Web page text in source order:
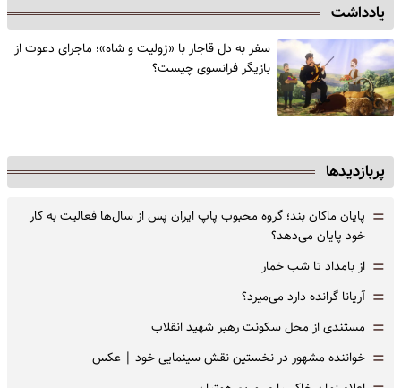
یادداشت
سفر به دل قاجار با «ژولیت و شاه»؛ ماجرای دعوت از
‌بازیگر فرانسوی چیست؟
پربازدیدها
= پایان ماکان بند؛ گروه محبوب پاپ ایران پس از سال‌ها فعالیت به کار
خود پایان می‌دهد؟
= از بامداد تا شب خمار
= آریانا گرانده دارد می‌میرد؟
= مستندی از محل سکونت رهبر شهید انقلاب
= خواننده مشهور در نخستین نقش سینمایی خود |‌ عکس